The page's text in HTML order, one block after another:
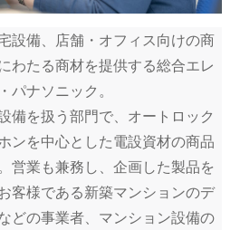
設備、店舗・オフィス向けの商
わたる商材を提供する総合エレ
パナソニック。
備を扱う部門で、オートロック
ンを中心とした電設資材の商品
営業も兼務し、企画した製品を
客様である新築マンションのデ
どの事業者、マンション設備の